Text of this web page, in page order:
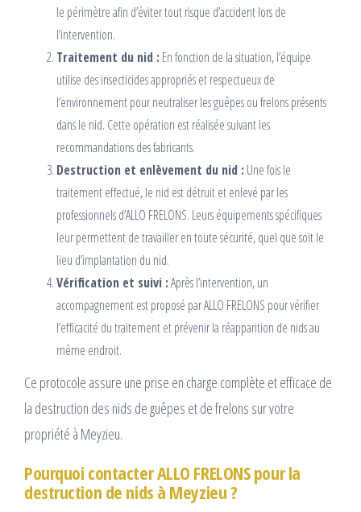
le périmètre afin d’éviter tout risque d’accident lors de
l’intervention.
Traitement du nid : En fonction de la situation, l’équipe
utilise des insecticides appropriés et respectueux de
l’environnement pour neutraliser les guêpes ou frelons présents
dans le nid. Cette opération est réalisée suivant les
recommandations des fabricants.
Destruction et enlèvement du nid : Une fois le
traitement effectué, le nid est détruit et enlevé par les
professionnels d’ALLO FRELONS. Leurs équipements spécifiques
leur permettent de travailler en toute sécurité, quel que soit le
lieu d’implantation du nid.
Vérification et suivi :Après l’intervention, un
accompagnement est proposé par ALLO FRELONS pour vérifier
l’efficacité du traitement et prévenir la réapparition de nids au
même endroit.
Ce protocole assure une prise en charge complète et efficace de
la destruction des nids de guêpes et de frelons sur votre
propriété à Meyzieu.
Pourquoi contacter ALLO FRELONS pour la
destruction de nids à Meyzieu ?